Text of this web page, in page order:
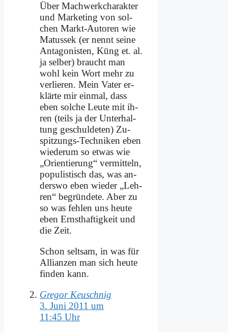
Über Mach­werk­cha­rak­ter
und Mar­ke­ting von sol­
chen Markt-Au­toren wie
Ma­tus­sek (er nennt sei­ne
Ant­ago­ni­sten, Küng et. al.
ja sel­ber) braucht man
wohl kein Wort mehr zu
ver­lie­ren. Mein Va­ter er­
klär­te mir ein­mal, dass
eben sol­che Leu­te mit ih­
ren (teils ja der Un­ter­hal­
tung ge­schul­de­ten) Zu­
spit­zungs-Tech­ni­ken eben
wie­der­um so et­was wie
„Ori­en­tie­rung“ ver­mit­teln,
po­pu­li­stisch das, was an­
ders­wo eben wie­der „Leh­
ren“ be­grün­de­te. Aber zu
so was feh­len uns heu­te
eben Ernst­haf­tig­keit und
die Zeit.
Schon selt­sam, in was für
Al­li­an­zen man sich heu­te
fin­den kann.
Gregor Keuschnig
3. Juni 2011 um
11:45 Uhr